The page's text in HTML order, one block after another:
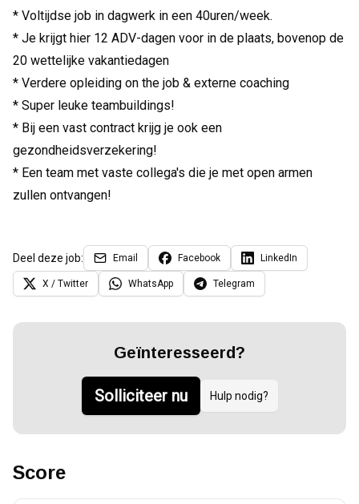
* Voltijdse job in dagwerk in een 40uren/week.
* Je krijgt hier 12 ADV-dagen voor in de plaats, bovenop de
20 wettelijke vakantiedagen
* Verdere opleiding on the job & externe coaching
* Super leuke teambuildings!
* Bij een vast contract krijg je ook een
gezondheidsverzekering!
* Een team met vaste collega's die je met open armen
zullen ontvangen!
Deel deze job: Email Facebook LinkedIn
X / Twitter WhatsApp Telegram
Geïnteresseerd?
Solliciteer nu Hulp nodig?
Score